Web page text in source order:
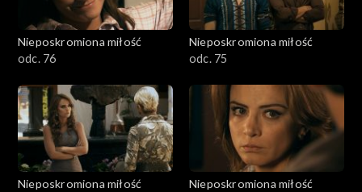
Nieposkromiona miłość
odc. 76
Nieposkromiona miłość
odc. 75
Nieposkromiona miłość
Nieposkromiona miłość